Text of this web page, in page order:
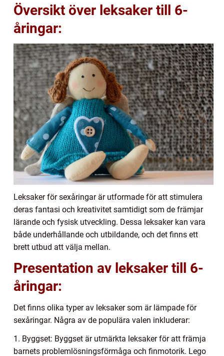
Översikt över leksaker till 6-
åringar:
Leksaker för sexåringar är utformade för att stimulera
deras fantasi och kreativitet samtidigt som de främjar
lärande och fysisk utveckling. Dessa leksaker kan vara
både underhållande och utbildande, och det finns ett
brett utbud att välja mellan.
Presentation av leksaker till 6-
åringar:
Det finns olika typer av leksaker som är lämpade för
sexåringar. Några av de populära valen inkluderar:
1. Byggset: Byggset är utmärkta leksaker för att främja
barnets problemlösningsförmåga och finmotorik. Lego